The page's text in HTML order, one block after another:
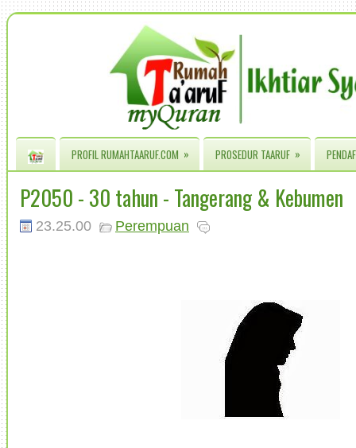
PROFIL RUMAHTAARUF.COM » PROSEDUR TAARUF »
P2050 - 30 tahun - Tangerang & Kebumen
23.25.00 Perempuan